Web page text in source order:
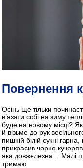
Повернення
Осінь ще тільки
в’язати собі на зиму
буде на новому місці?
й візьме до рук
пишній білій сукні
прикрасив чорне
яка довжелезна… Малі
тримаю